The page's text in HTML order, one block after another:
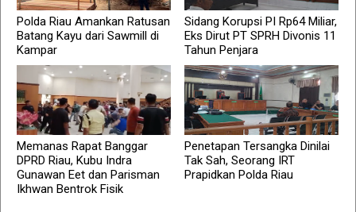
Polda Riau Amankan Ratusan
Batang Kayu dari Sawmill di
Kampar
Sidang Korupsi PI Rp64 Miliar,
Eks Dirut PT SPRH Divonis 11
Tahun Penjara
Memanas Rapat Banggar
DPRD Riau, Kubu Indra
Gunawan Eet dan Parisman
Ikhwan Bentrok Fisik
Penetapan Tersangka Dinilai
Tak Sah, Seorang IRT
Prapidkan Polda Riau